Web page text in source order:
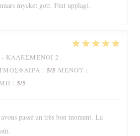
mycket gott. Fint upplagt.
- ΚΑΛΕΣΜΈΝΟΙ 2
: 5/5 ΜΕΝΟΎ :
: 5/5
passé un très bon moment. La